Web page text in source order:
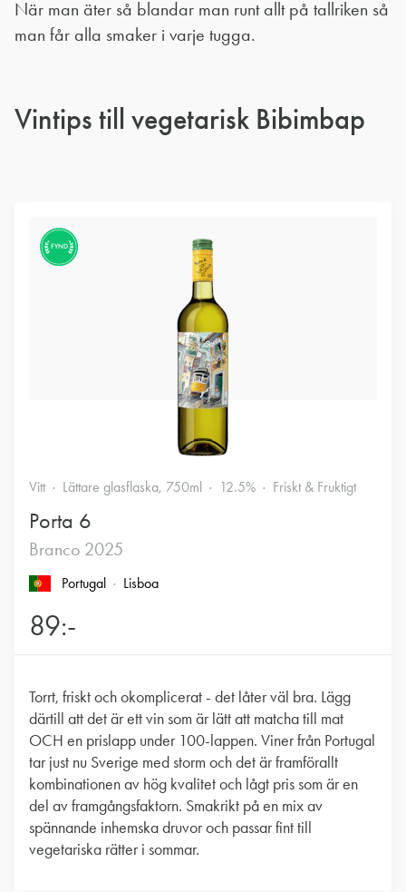
När man äter så blandar man runt allt på tallriken så
man får alla smaker i varje tugga.
Vintips till vegetarisk Bibimbap
FYND
Vitt Lättare glasflaska, 750ml 12.5% Friskt & Fruktigt
Porta 6
Branco 2025
Portugal Lisboa
89:-
Torrt, friskt och okomplicerat - det låter väl bra. Lägg
därtill att det är ett vin som är lätt att matcha till mat
OCH en prislapp under 100-lappen. Viner från Portugal
tar just nu Sverige med storm och det är framförallt
kombinationen av hög kvalitet och lågt pris som är en
del av framgångsfaktorn. Smakrikt på en mix av
spännande inhemska druvor och passar fint till
vegetariska rätter i sommar.